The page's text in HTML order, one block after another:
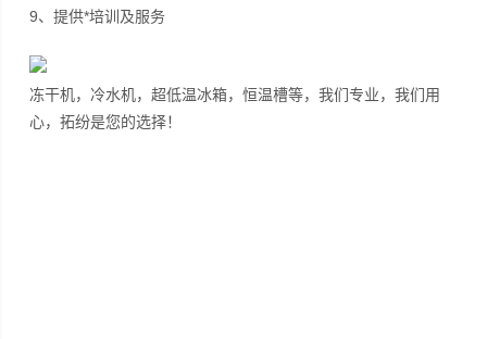
9、提供*培训及服务
冻干机，冷水机，超低温冰箱，恒温槽等，我们专业，我们用
心，拓纷是您的选择！